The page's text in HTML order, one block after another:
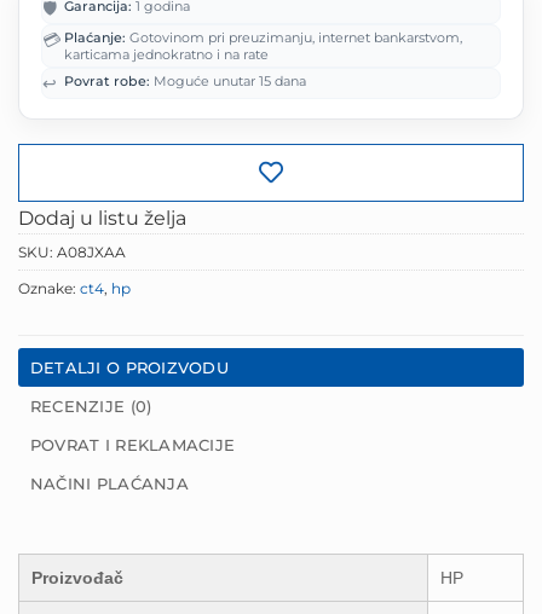
63.75 KM.
🛡️ Garancija: 1 godina
💳 Plaćanje: Gotovinom pri preuzimanju, internet bankarstvom,
karticama jednokratno i na rate
↩️ Povrat robe: Moguće unutar 15 dana
Dodaj u listu želja
SKU: A08JXAA
Oznake: ct4, hp
DETALJI O PROIZVODU
RECENZIJE (0)
POVRAT I REKLAMACIJE
NAČINI PLAĆANJA
Proizvođač HP